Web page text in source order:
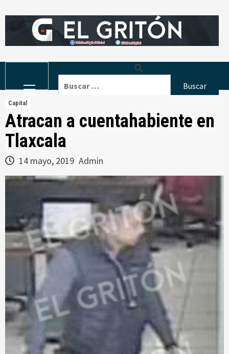
to
Menu
Capital
Atracan a cuentahabiente en
Tlaxcala
14 mayo, 2019 Admin